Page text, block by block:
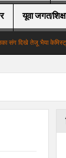
यूवा जगत/
तेजू भैया केमिस्ट्री देख